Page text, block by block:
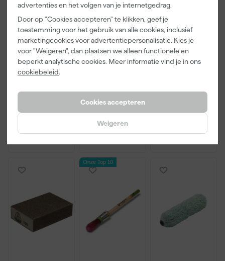
advertenties en het volgen van je internetgedrag.
Door op "Cookies accepteren" te klikken, geef je
toestemming voor het gebruik van alle cookies, inclusief
marketingcookies voor advertentiepersonalisatie. Kies je
voor "Weigeren", dan plaatsen we alleen functionele en
beperkt analytische cookies. Meer informatie vind je in ons
cookiebeleid.
Cookies accepteren
Weigeren
Little Greene
Absolute Matt
- op kleur
gemengd -
Dinsdag
13
3308-24
Washi Tec
x 50m
Go!Paint Roll
And Go
Verfbak -
Inzetbakken
Onze Top 10